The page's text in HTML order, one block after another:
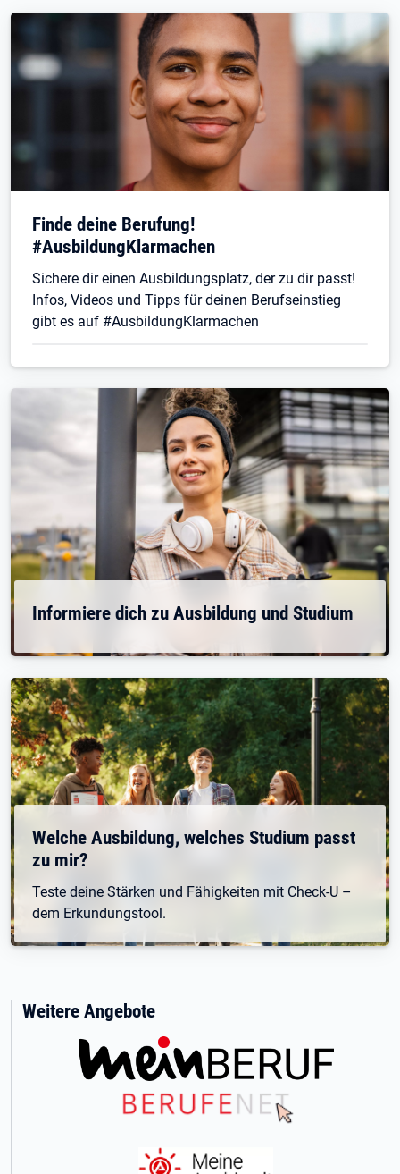
Finde deine Berufung!
#AusbildungKlarmachen
Sichere dir einen Ausbildungsplatz, der zu dir passt!
Infos, Videos und Tipps für deinen Berufseinstieg
gibt es auf #AusbildungKlarmachen
Informiere dich zu Ausbildung und Studium
Welche Ausbildung, welches Studium passt
zu mir?
Teste deine Stärken und Fähigkeiten mit Check-U –
dem Erkundungstool.
Weitere Angebote